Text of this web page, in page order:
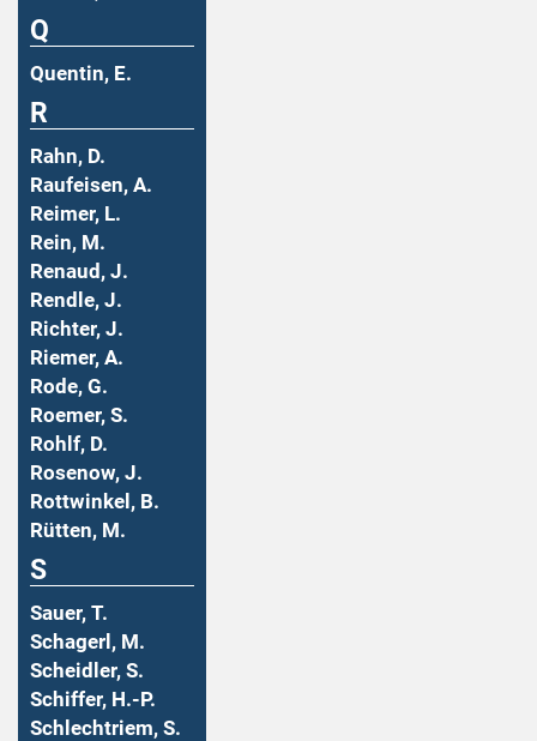
Q
Quentin, E.
R
Rahn, D.
Raufeisen, A.
Reimer, L.
Rein, M.
Renaud, J.
Rendle, J.
Richter, J.
Riemer, A.
Rode, G.
Roemer, S.
Rohlf, D.
Rosenow, J.
Rottwinkel, B.
Rütten, M.
S
Sauer, T.
Schagerl, M.
Scheidler, S.
Schiffer, H.-P.
Schlechtriem, S.